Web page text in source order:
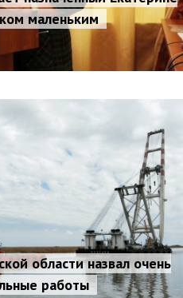
маленьким
области назвал очень
работы